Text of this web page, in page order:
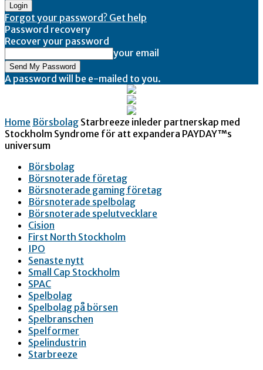
Forgot your password? Get help
Password recovery
Recover your password
your email
A password will be e-mailed to you.
Home Börsbolag Starbreeze inleder partnerskap med
Stockholm Syndrome för att expandera PAYDAY™s
universum
Börsbolag
Börsnoterade företag
Börsnoterade gaming företag
Börsnoterade spelbolag
Börsnoterade spelutvecklare
Cision
First North Stockholm
IPO
Senaste nytt
Small Cap Stockholm
SPAC
Spelbolag
Spelbolag på börsen
Spelbranschen
Spelformer
Spelindustrin
Starbreeze